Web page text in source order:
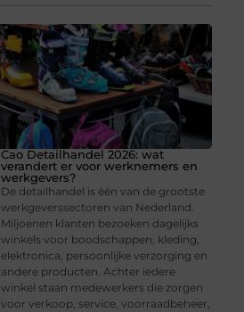
Cao Detailhandel 2026: wat
verandert er voor werknemers en
werkgevers?
De detailhandel is één van de grootste
werkgeverssectoren van Nederland.
Miljoenen klanten bezoeken dagelijks
winkels voor boodschappen, kleding,
elektronica, persoonlijke verzorging en
andere producten. Achter iedere
winkel staan medewerkers die zorgen
voor verkoop, service, voorraadbeheer,